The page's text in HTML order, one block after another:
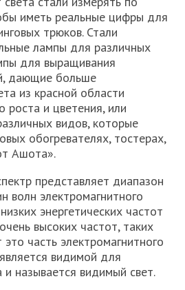
иметь реальные цифры для
трюков. Стали
лампы для различных
для выращивания
дающие больше
из красной области
роста и цветения, или
видов, которые
обогревателях, тостерах,
Ашота».
представляет диапазон
волн электромагнитного
энергетических частот
высоких частот, таких
это часть электромагнитного
видимой для
и называется видимый свет.